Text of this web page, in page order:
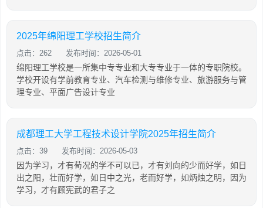
2025年绵阳理工学校招生简介
点击：262 发布时间：2026-05-01
绵阳理工学校是一所集中专专业和大专专业于一体的专职院校。
学校开设有学前教育专业、汽车检测与维修专业、旅游服务与管
理专业、平面广告设计专业
成都理工大学工程技术设计学院2025年招生简介
点击：39 发布时间：2026-05-03
因为学习，才有荀况的学不可以已，才有刘向的少而好学，如日
出之阳，壮而好学，如日中之光，老而好学，如炳烛之明，因为
学习，才有顾宪武的君子之